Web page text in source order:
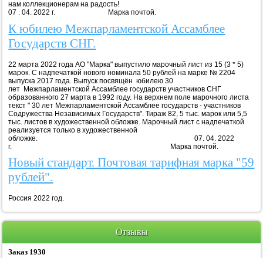
нам коллекционерам на радость!
07 . 04. 2022 г. Марка почтой.
К юбилею Межпарламентской Ассамблее
Государств СНГ.
22 марта 2022 года АО "Марка" выпустило марочный лист из 15 (3 * 5)
марок. С надпечаткой нового номинала 50 рублей на марке № 2204
выпуска 2017 года. Выпуск посвящён юбилею 30
лет Межпарламентской Ассамблее государств участников СНГ
образованного 27 марта в 1992 году. На верхнем поле марочного листа
текст " 30 лет Межпарламентской Ассамблее государств - участников
Содружества Независимых Государств". Тираж 82, 5 тыс. марок или 5,5
тыс. листов в художественной обложке. Марочный лист с надпечаткой
реализуется только в художественной
обложке. 07. 04. 2022
г. Марка почтой.
Новый стандарт. Почтовая тарифная марка "59
рублей".
Россия 2022 год.
Отзывы
Заказ 1930